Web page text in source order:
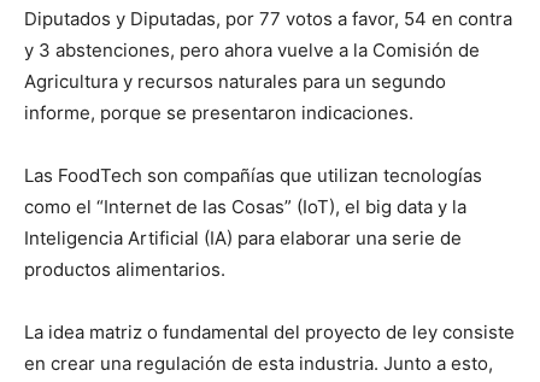
Diputados y Diputadas, por 77 votos a favor, 54 en contra
y 3 abstenciones, pero ahora vuelve a la Comisión de
Agricultura y recursos naturales para un segundo
informe, porque se presentaron indicaciones.
Las FoodTech son compañías que utilizan tecnologías
como el “Internet de las Cosas” (IoT), el big data y la
Inteligencia Artificial (IA) para elaborar una serie de
productos alimentarios.
La idea matriz o fundamental del proyecto de ley consiste
en crear una regulación de esta industria. Junto a esto,